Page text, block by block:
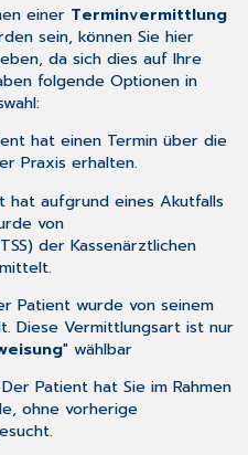
einer Terminvermittlung
sein, können Sie hier
da sich dies auf Ihre
folgende Optionen in
hat einen Termin über die
Praxis erhalten.
hat aufgrund eines Akutfalls
von
der Kassenärztlichen
Patient wurde von seinem
Diese Vermittlungsart ist nur
" wählbar
Patient hat Sie im Rahmen
ohne vorherige